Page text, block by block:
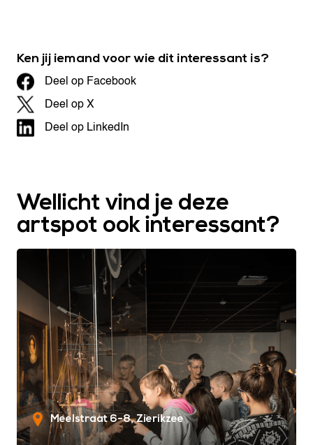
Ken jij iemand voor wie dit interessant is?
Deel op Facebook
Deel op X
Deel op LinkedIn
Wellicht vind je deze
artspot ook interessant?
Meelstraat 6-8 Zierikzee